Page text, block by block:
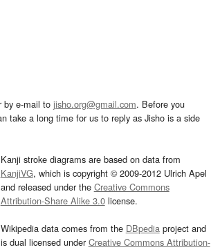
by e-mail to jisho.org@gmail.com. Before you
take a long time for us to reply as Jisho is a side
Kanji stroke diagrams are based on data from
KanjiVG, which is copyright © 2009-2012 Ulrich Apel
and released under the Creative Commons
Attribution-Share Alike 3.0license.
Wikipedia data comes from the DBpediaproject and
is dual licensed underCreative Commons Attribution-